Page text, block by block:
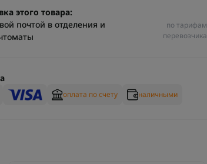
этого товара:
почтой в отделения и
по тарифам
перевозчика
оплата по счету наличными